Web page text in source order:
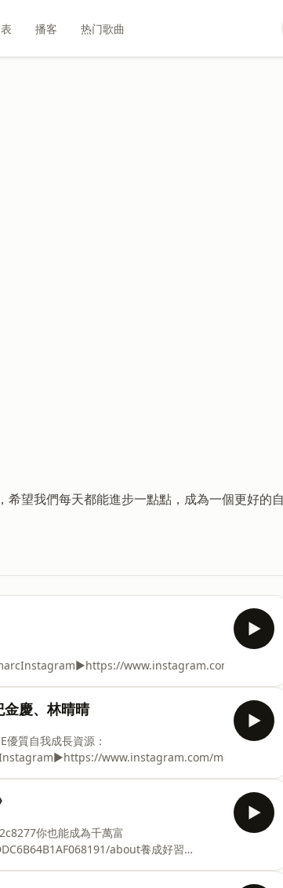
播客 热门歌曲
望我們每天都能進步一點點，成為一個更好的自
www.instagram.com/
慶、林晴晴
質自我成長資源：
www.instagram.com/
你也能成為千萬富
about⁠養成好習
⁠⁠⁠⁠⁠⁠⁠⁠⁠⁠⁠⁠⁠⁠⁠⁠⁠⁠⁠⁠Threads▶⁠⁠⁠⁠https://www.threads.com/